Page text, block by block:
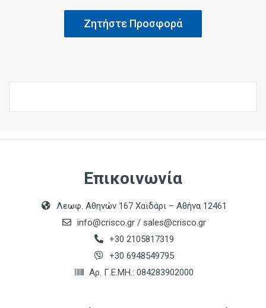
Ζητήστε Προσφορά
Επικοινωνία
Λεωφ. Αθηνών 167 Χαϊδάρι – Αθήνα 12461
info@crisco.gr / sales@crisco.gr
+30 2105817319
+30 6948549795
Αρ. Γ.Ε.ΜΗ.: 084283902000